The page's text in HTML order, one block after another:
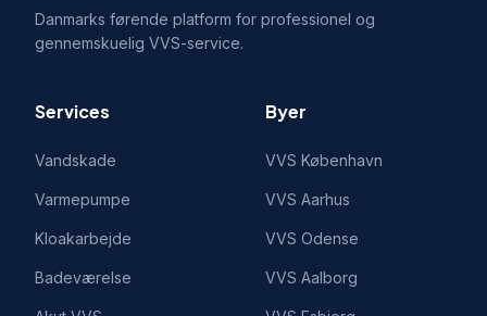
Danmarks førende platform for professionel og
gennemskuelig VVS-service.
Services
Vandskade
Varmepumpe
Kloakarbejde
Badeværelse
Byer
VVS København
VVS Aarhus
VVS Odense
VVS Aalborg